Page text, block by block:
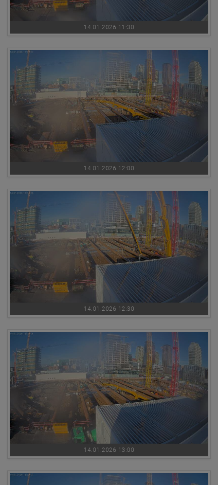
14.01.2026 11:30
14.01.2026 12:00
14.01.2026 12:30
14.01.2026 13:00